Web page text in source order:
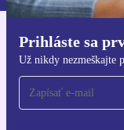
Prihláste sa
Už nikdy nezmeškajte